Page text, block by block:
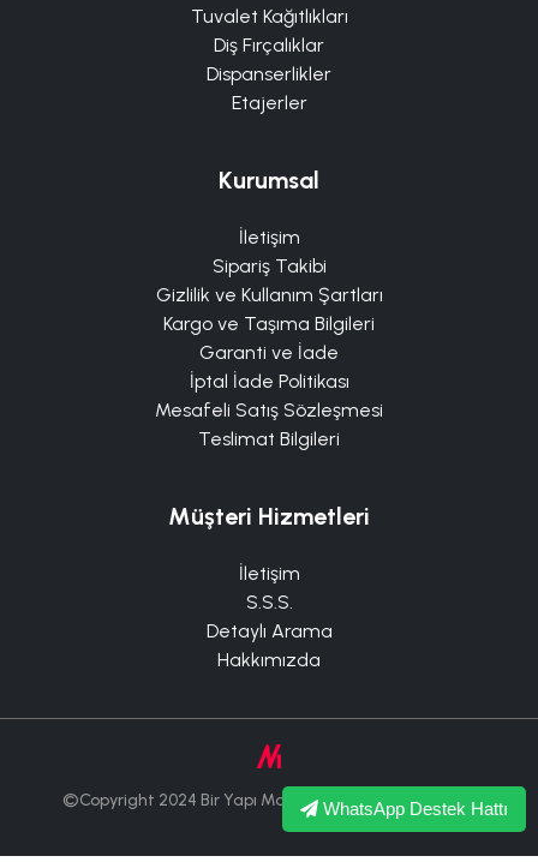
Tuvalet Kağıtlıkları
Diş Fırçalıklar
Dispanserlikler
Etajerler
Kurumsal
İletişim
Sipariş Takibi
Gizlilik ve Kullanım Şartları
Kargo ve Taşıma Bilgileri
Garanti ve İade
İptal İade Politikası
Mesafeli Satış Sözleşmesi
Teslimat Bilgileri
Müşteri Hizmetleri
İletişim
S.S.S.
Detaylı Arama
Hakkımızda
©Copyright 2024 Bir Yapı Market Tüm Hakları Saklıdır.
WhatsApp Destek Hattı